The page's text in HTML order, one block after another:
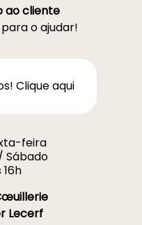
ao cliente
o ajudar!
Clique aqui
feira
Sábado
Lecerf